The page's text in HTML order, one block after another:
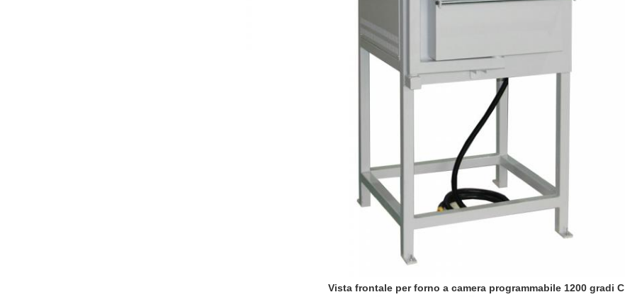
Vista frontale per forno a camera programmabile 1200 gradi C